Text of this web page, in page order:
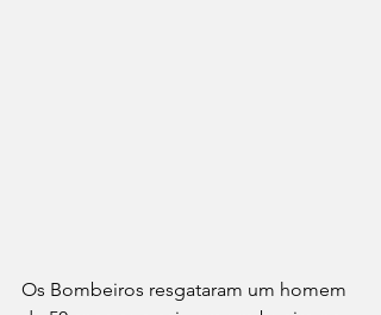
Os Bombeiros resgataram um homem